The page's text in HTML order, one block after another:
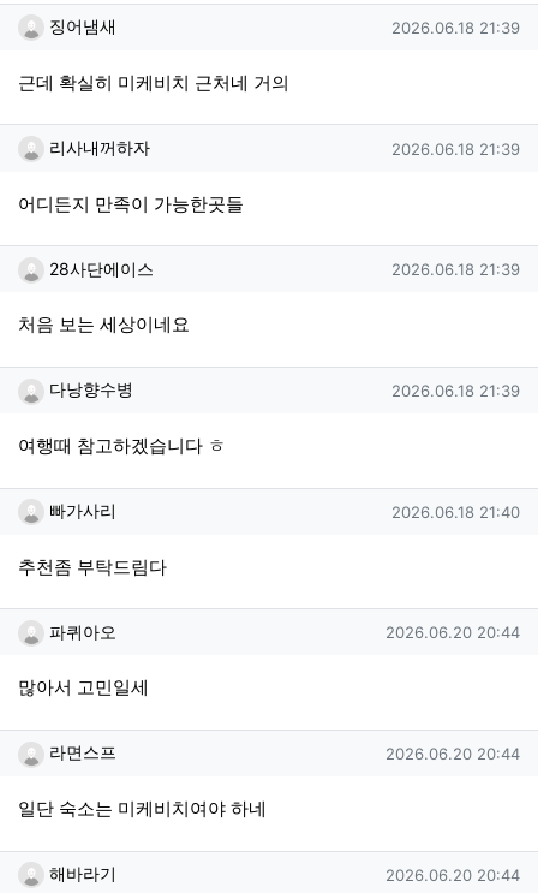
징어냄새님의 댓글
징어냄새 작성일
2026.06.18 21:39
근데 확실히 미케비치 근처네 거의
리사내꺼하자님의 댓글
리사내꺼하자 작성일
2026.06.18 21:39
어디든지 만족이 가능한곳들
28사단에이스님의 댓글
28사단에이스 작성일
2026.06.18 21:39
처음 보는 세상이네요
다낭향수병님의 댓글
다낭향수병 작성일
2026.06.18 21:39
여행때 참고하겠습니다 ㅎ
빠가사리님의 댓글
빠가사리 작성일
2026.06.18 21:40
추천좀 부탁드림다
파퀴아오님의 댓글
파퀴아오 작성일
2026.06.20 20:44
많아서 고민일세
라면스프님의 댓글
라면스프 작성일
2026.06.20 20:44
일단 숙소는 미케비치여야 하네
해바라기님의 댓글
해바라기 작성일
2026.06.20 20:44